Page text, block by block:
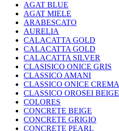
AGAT BLUE
AGAT MIELE
ARABESCATO
AURELIA
CALACATTA GOLD
CALACATTA GOLD
CALACATTA SILVER
CLASISICO ONICE GRIS
CLASSICO AMANI
CLASSICO ONICE CREMA
CLASSICO OROSEI BEIGE
COLORES
CONCRETE BEIGE
CONCRETE GRIGIO
CONCRETE PEARL